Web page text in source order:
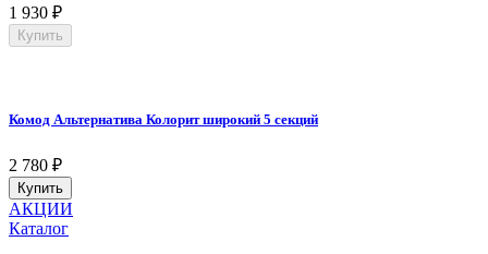
1 930 ₽
Купить
Комод Альтернатива Колорит широкий 5 секций
2 780 ₽
Купить
АКЦИИ
Каталог